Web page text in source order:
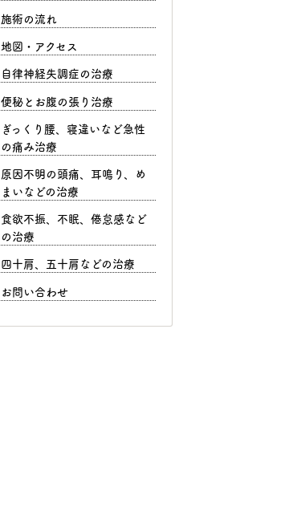
施術の流れ
地図・アクセス
自律神経失調症の治療
便秘とお腹の張り治療
ぎっくり腰、寝違いなど急性
の痛み治療
原因不明の頭痛、耳鳴り、め
まいなどの治療
食欲不振、不眠、倦怠感など
の治療
四十肩、五十肩などの治療
お問い合わせ